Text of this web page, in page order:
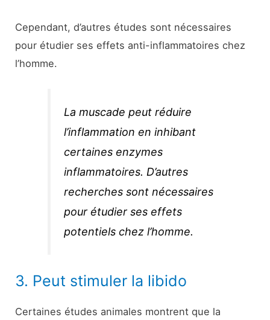
Cependant, d’autres études sont nécessaires
pour étudier ses effets anti-inflammatoires chez
l’homme.
La muscade peut réduire
l’inflammation en inhibant
certaines enzymes
inflammatoires. D’autres
recherches sont nécessaires
pour étudier ses effets
potentiels chez l’homme.
3. Peut stimuler la libido
Certaines études animales montrent que la